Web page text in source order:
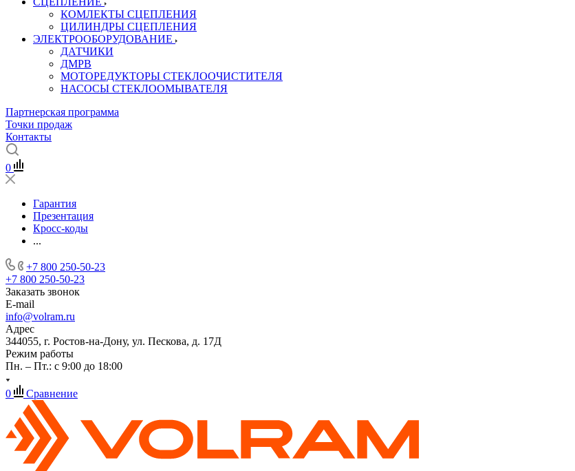
КОМЛЕКТЫ СЦЕПЛЕНИЯ
ЦИЛИНДРЫ СЦЕПЛЕНИЯ
ЭЛЕКТРООБОРУДОВАНИЕ
ДАТЧИКИ
ДМРВ
МОТОРЕДУКТОРЫ СТЕКЛООЧИСТИТЕЛЯ
НАСОСЫ СТЕКЛООМЫВАТЕЛЯ
Партнерская программа
Точки продаж
Контакты
0
Гарантия
Презентация
Кросс-коды
...
+7 800 250-50-23
+7 800 250-50-23
Заказать звонок
E-mail
info@volram.ru
Адрес
344055, г. Ростов-на-Дону, ул. Пескова, д. 17Д
Режим работы
Пн. – Пт.: с 9:00 до 18:00
0 Сравнение